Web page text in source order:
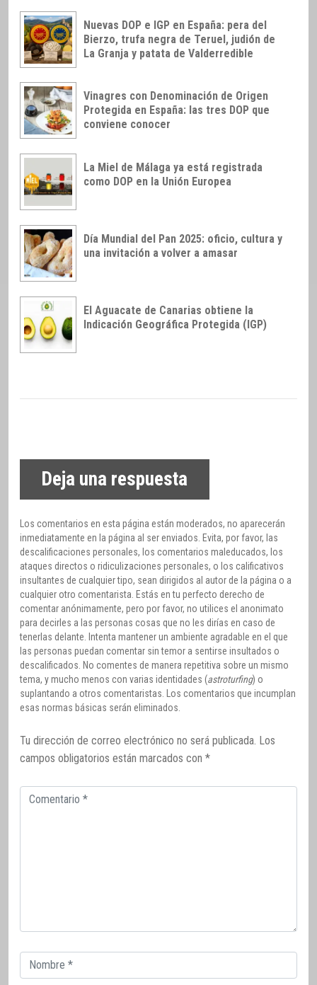
Nuevas DOP e IGP en España: pera del
Bierzo, trufa negra de Teruel, judión de
La Granja y patata de Valderredible
Vinagres con Denominación de Origen
Protegida en España: las tres DOP que
conviene conocer
La Miel de Málaga ya está registrada
como DOP en la Unión Europea
Día Mundial del Pan 2025: oficio, cultura y
una invitación a volver a amasar
El Aguacate de Canarias obtiene la
Indicación Geográfica Protegida (IGP)
Deja una respuesta
Los comentarios en esta página están moderados, no aparecerán
inmediatamente en la página al ser enviados. Evita, por favor, las
descalificaciones personales, los comentarios maleducados, los
ataques directos o ridiculizaciones personales, o los calificativos
insultantes de cualquier tipo, sean dirigidos al autor de la página o a
cualquier otro comentarista. Estás en tu perfecto derecho de
comentar anónimamente, pero por favor, no utilices el anonimato
para decirles a las personas cosas que no les dirías en caso de
tenerlas delante. Intenta mantener un ambiente agradable en el que
las personas puedan comentar sin temor a sentirse insultados o
descalificados. No comentes de manera repetitiva sobre un mismo
tema, y mucho menos con varias identidades (astroturfing) o
suplantando a otros comentaristas. Los comentarios que incumplan
esas normas básicas serán eliminados.
Tu dirección de correo electrónico no será publicada. Los
campos obligatorios están marcados con *
Comentario
Correo
electrónico